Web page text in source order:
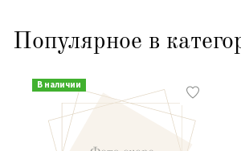
Популярное в
В наличии